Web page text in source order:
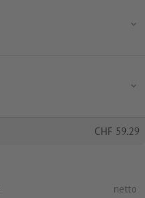
CHF 59.29
netto